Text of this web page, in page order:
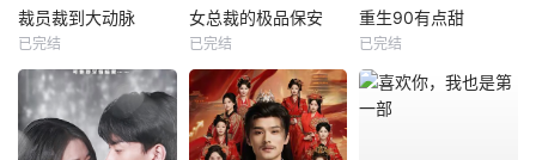
裁员裁到大动脉
已完结
女总裁的极品保安
已完结
重生90有点甜
已完结